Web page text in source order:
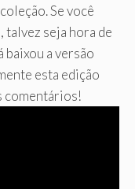
Se você
talvez seja hora de
baixou a versão
esta edição
comentários!